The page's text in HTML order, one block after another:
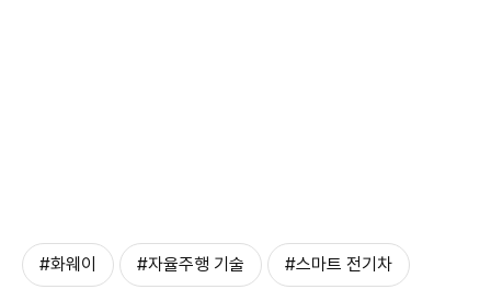
#화웨이 #자율주행 기술 #스마트 전기차